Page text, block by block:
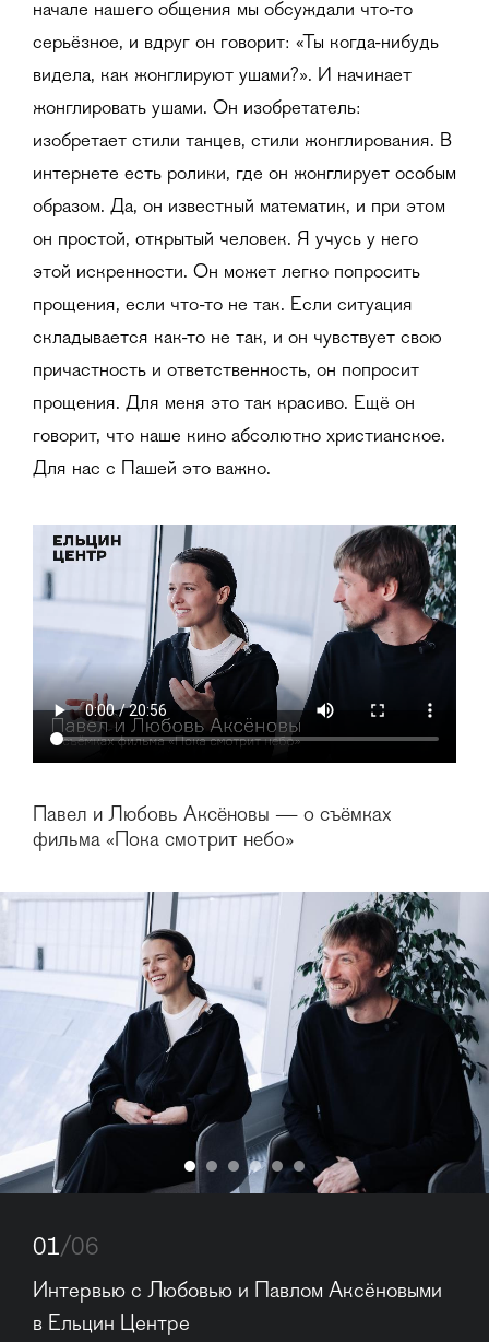
начале нашего общения мы обсуждали что-то
серьёзное, и вдруг он говорит: «Ты когда-нибудь
видела, как жонглируют ушами?». И начинает
жонглировать ушами. Он изобретатель:
изобретает стили танцев, стили жонглирования. В
интернете есть ролики, где он жонглирует особым
образом. Да, он известный математик, и при этом
он простой, открытый человек. Я учусь у него
этой искренности. Он может легко попросить
прощения, если что-то не так. Если ситуация
складывается как-то не так, и он чувствует свою
причастность и ответственность, он попросит
прощения. Для меня это так красиво. Ещё он
говорит, что наше кино абсолютно христианское.
Для нас с Пашей это важно.
Павел и Любовь Аксёновы — о съёмках
фильма «Пока смотрит небо»
01/06
Интервью с Любовью и Павлом Аксёновыми
в Ельцин Центре